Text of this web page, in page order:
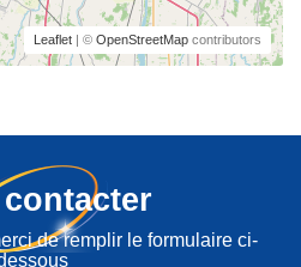
Leaflet | © OpenStreetMap contributors
de remplir le formulaire ci-